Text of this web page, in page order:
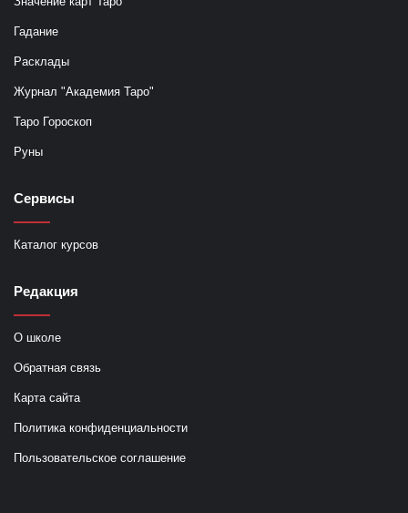
Гадание
Расклады
Журнал "Академия Таро"
Таро Гороскоп
Руны
Сервисы
Каталог курсов
Редакция
О школе
Обратная связь
Карта сайта
Политика конфиденциальности
Пользовательское соглашение